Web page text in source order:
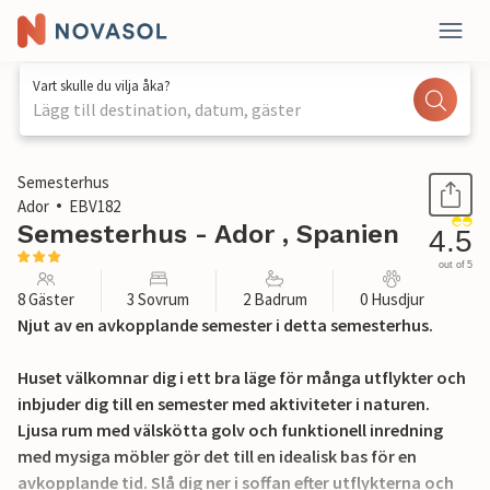
Vart skulle du vilja åka?
Lägg till destination, datum, gäster
1 / 22
Semesterhus
Ador
EBV182
Semesterhus - Ador , Spanien 4.5
out of 5
8 Gäster 3 Sovrum 2 Badrum 0 Husdjur
Njut av en avkopplande semester i detta semesterhus.
Huset välkomnar dig i ett bra läge för många utflykter och
inbjuder dig till en semester med aktiviteter i naturen.
Ljusa rum med välskötta golv och funktionell inredning
med mysiga möbler gör det till en idealisk bas för en
avkopplande tid. Slå dig ner i soffan efter utflykterna och